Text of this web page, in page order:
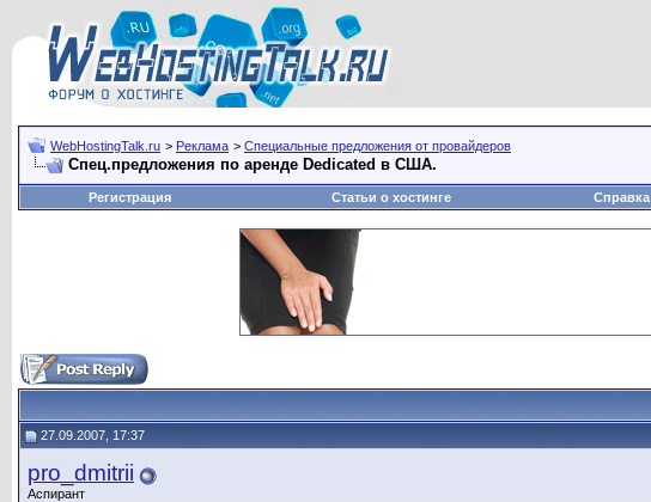
WebHostingTalk.ru > Реклама > Специальные предложения от провайдеров
Спец.предложения по аренде Dedicated в США.
Регистрация
Статьи о хостинге Справка
27.09.2007, 17:37
pro_dmitrii
Аспирант